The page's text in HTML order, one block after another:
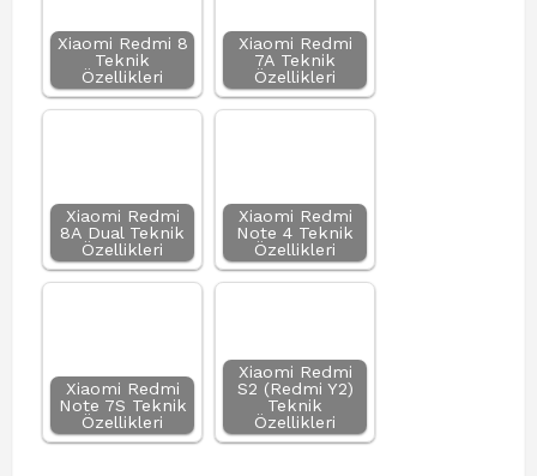
Xiaomi Redmi 8
Teknik
Özellikleri
Xiaomi Redmi
7A Teknik
Özellikleri
Xiaomi Redmi
8A Dual Teknik
Özellikleri
Xiaomi Redmi
Note 4 Teknik
Özellikleri
Xiaomi Redmi
Note 7S Teknik
Özellikleri
Xiaomi Redmi
S2 (Redmi Y2)
Teknik
Özellikleri